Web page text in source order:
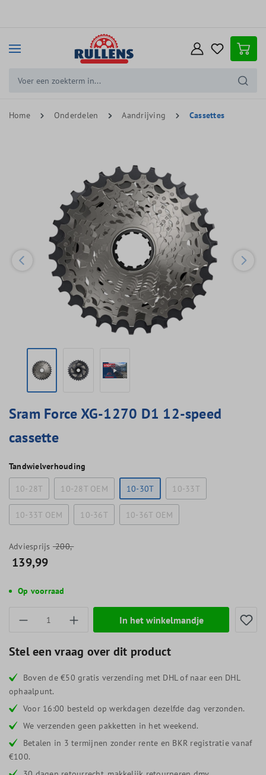
Home Onderdelen Aandrijving Cassettes
Sram Force XG-1270 D1 12-speed
cassette
Tandwielverhouding
10-28T
10-28T OEM 10-30T 10-33T
10-33T OEM 10-36T 10-36T OEM
Adviesprijs 200,-
139,99
Op voorraad
Producthoeveelheid: Voer de gewenste
In het winkelmandje
Stel een vraag over dit product
Boven de €50 gratis verzending met DHL of naar een DHL
ophaalpunt.
Voor 16:00 besteld op werkdagen dezelfde dag verzonden.
We verzenden geen pakketten in het weekend.
Betalen in 3 termijnen zonder rente en BKR registratie vanaf
€100.